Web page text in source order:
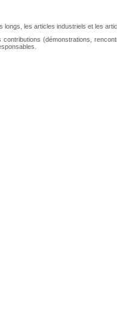
longs, les articles industriels et les
contributions (démonstrations,